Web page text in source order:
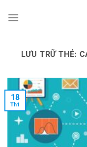
qua
LƯU TRỮ THẺ:
18
Th1